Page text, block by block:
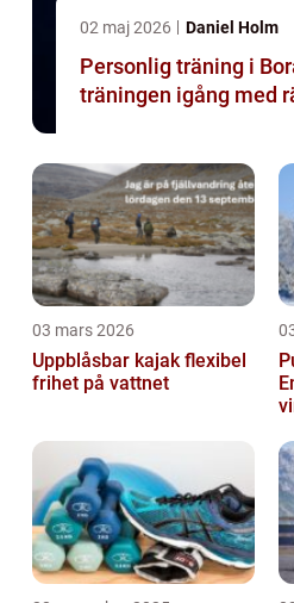
02 maj 2026 Daniel Holm
Personlig träning i
träningen igång med
03 mars 2026
Uppblåsbar kajak flexibel
frihet på vattnet